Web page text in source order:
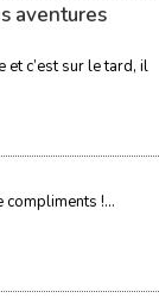
aventures
et c’est sur le tard, il
!...